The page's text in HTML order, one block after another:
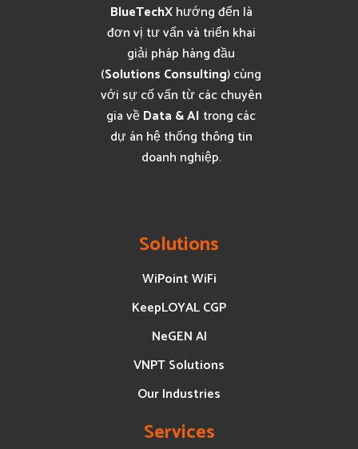
BlueTechXhướng đến là
đơn vị tư vấn và triển khai
giải pháp hàng đầu
(Solutions Consulting) cùng
với sự cố vấn từ các chuyên
gia vềData & AI trong các
dự án hệ thống thông tin
doanh nghiệp.
Solutions
WiPoint WiFi
KeepLOYAL CGP
NeGEN AI
VNPT Solutions
Our Industries
Services